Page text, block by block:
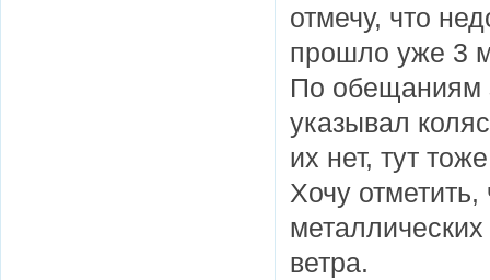
отмечу, что
прошло уже 3
По обещаниям
указывал
их нет, тут
Хочу
ветра.